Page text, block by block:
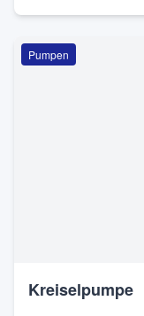
Pumpen
Kreiselpumpe